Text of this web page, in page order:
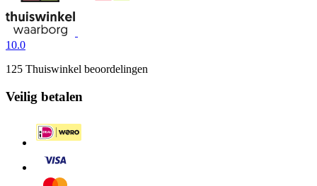
10.0
125 Thuiswinkel beoordelingen
Veilig betalen